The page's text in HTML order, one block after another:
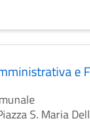
e
S. Maria